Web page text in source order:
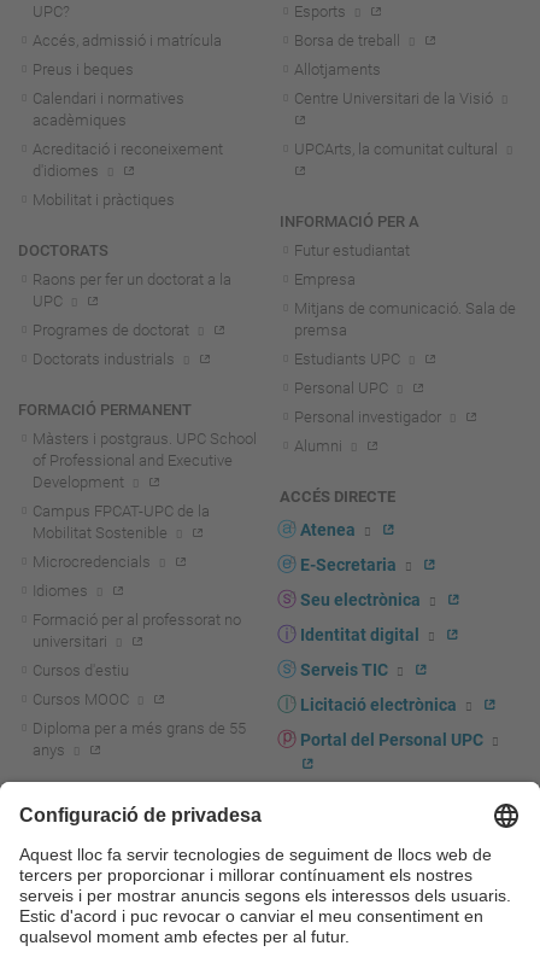
UPC?
Accés, admissió i matrícula
Preus i beques
Calendari i normatives
acadèmiques
Acreditació i reconeixement
d'idiomes
Mobilitat i pràctiques
DOCTORATS
Raons per fer un doctorat a la
UPC
Programes de doctorat
Doctorats industrials
FORMACIÓ PERMANENT
Màsters i postgraus. UPC School
of Professional and Executive
Development
Campus FPCAT-UPC de la
Mobilitat Sostenible
Microcredencials
Idiomes
Formació per al professorat no
universitari
Cursos d'estiu
Cursos MOOC
Diploma per a més grans de 55
anys
Actualitat R+D+I
La recerca a la UPC
La transferència, l'emprenedoria i
la innovació a la UPC
Foment i suport a la recerca
Esports
Borsa de treball
Allotjaments
Centre Universitari de la Visió
UPCArts, la comunitat cultural
INFORMACIÓ PER A
Futur estudiantat
Empresa
Mitjans de comunicació. Sala de
premsa
Estudiants UPC
Personal UPC
Personal investigador
Alumni
ACCÉS DIRECTE
Atenea
E-Secretaria
Seu electrònica
Identitat digital
Serveis TIC
Licitació electrònica
Portal del Personal UPC
UPCshop, marxandatge
Sala de premsa
Seguretat i salut